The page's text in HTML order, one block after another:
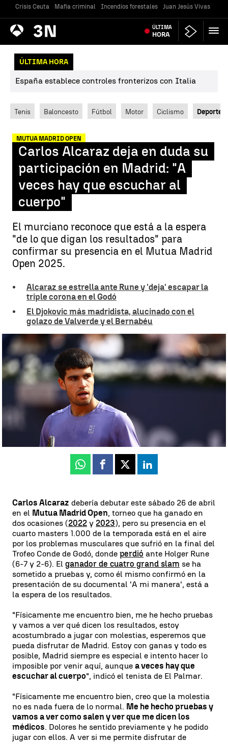
Crisis Ceuta Mafia criminal Incendios forestales Juan Jesús Vivas
Antena
3 Noticias ÚLTIMA
HORA
ÚLTIMA HORA
España establece controles fronterizos con Italia
Tenis Baloncesto Fútbol Motor Ciclismo Deportes
MUTUA MADRID OPEN
Carlos Alcaraz deja en duda su
participación en Madrid: "A
veces hay que escuchar al
cuerpo"
El murciano reconoce que está a la espera
"de lo que digan los resultados" para
confirmar su presencia en el Mutua Madrid
Open 2025.
Alcaraz se estrella ante Rune y 'deja' escapar la
triple corona en el Godó
El Djokovic más madridista, alucinado con el
golazo de Valverde y el Bernabéu
En el aire la presencia de Carlos Alcaraz en el Mutua Madrid Open
2025 |
Guillermo F. Lascoiti
Publicado:
23 de abril de 2025, 12:51
Whatsapp
Facebook
X Linkedin
Carlos Alcaraz debería debutar este sábado 26 de abril
en el Mutua Madrid Open, torneo que ha ganado en
dos ocasiones (2022 y 2023), pero su presencia en el
cuarto masters 1.000 de la temporada está en el aire
por los problemas musculares que sufrió en la final del
Trofeo Conde de Godó, donde perdió ante Holger Rune
(6-7 y 2-6). El ganador de cuatro grand slam se ha
sometido a pruebas y, como él mismo confirmó en la
presentación de su documental 'A mi manera', está a
la espera de los resultados.
"Físicamente me encuentro bien, me he hecho pruebas
y vamos a ver qué dicen los resultados, estoy
acostumbrado a jugar con molestias, esperemos que
pueda disfrutar de Madrid. Estoy con ganas y todo es
posible, Madrid siempre es especial e intento hacer lo
imposible por venir aquí, aunque a veces hay que
escuchar al cuerpo", indicó el tenista de El Palmar.
"Físicamente me encuentro bien, creo que la molestia
no es nada fuera de lo normal. Me he hecho pruebas y
vamos a ver como salen y ver que me dicen los
médicos. Dolores he sentido previamente y he podido
jugar con ellos. A ver si me permite disfrutar de